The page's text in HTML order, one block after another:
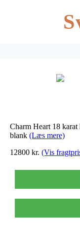
Charm Heart 18
blank (Læs mere)
12800 kr. (Vis